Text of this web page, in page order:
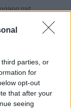
parties, or
for
opt-out
that after your
seeing
mit
ein Plus – aber